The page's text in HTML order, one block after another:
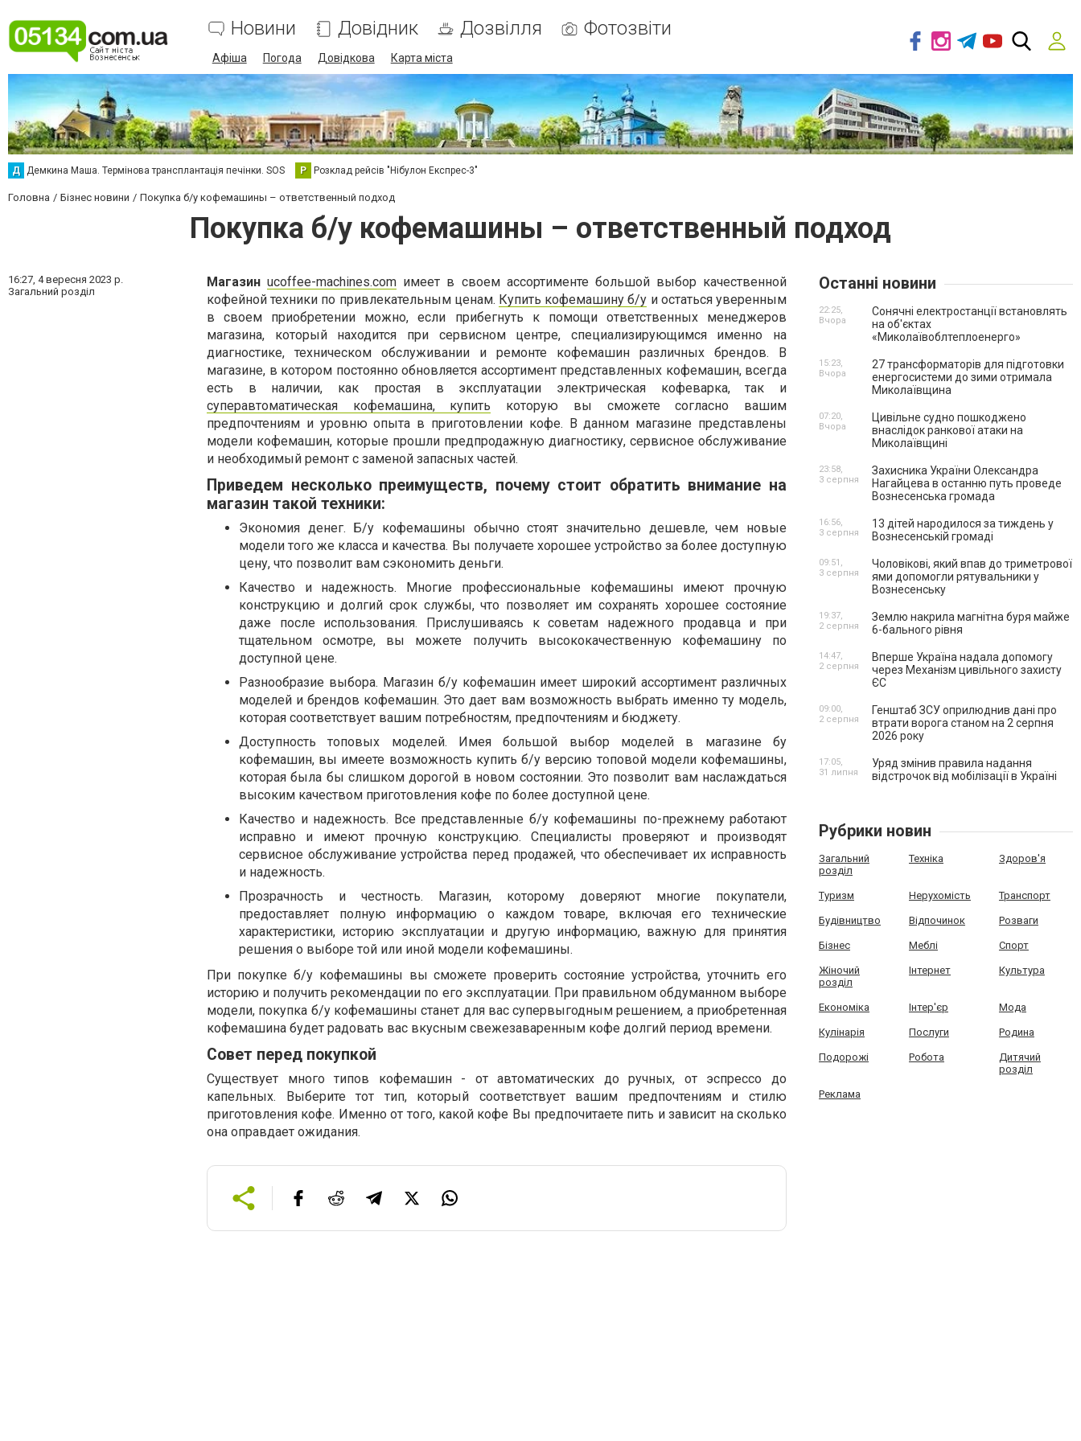
Новини Довідник Дозвілля Фотозвіти
Афіша Погода Довідкова Карта міста
Д Демкина Маша. Термінова трансплантація печінки. SOS Р Розклад рейсів "Нібулон Експрес-3"
Головна Бізнес новини Покупка б/у кофемашины – ответственный подход
Покупка б/у кофемашины – ответственный подход
16:27, 4 вересня 2023 р.
Загальний розділ
Магазин ucoffee-machines.com имеет в своем ассортименте большой выбор качественной
кофейной техники по привлекательным ценам. Купить кофемашину б/у и остаться уверенным
в своем приобретении можно, если прибегнуть к помощи ответственных менеджеров
магазина, который находится при сервисном центре, специализирующимся именно на
диагностике, техническом обслуживании и ремонте кофемашин различных брендов. В
магазине, в котором постоянно обновляется ассортимент представленных кофемашин, всегда
есть в наличии, как простая в эксплуатации электрическая кофеварка, так и
суперавтоматическая кофемашина, купить которую вы сможете согласно вашим
предпочтениям и уровню опыта в приготовлении кофе. В данном магазине представлены
модели кофемашин, которые прошли предпродажную диагностику, сервисное обслуживание
и необходимый ремонт с заменой запасных частей.
Приведем несколько преимуществ, почему стоит обратить внимание на
магазин такой техники:
Экономия денег. Б/у кофемашины обычно стоят значительно дешевле, чем новые
модели того же класса и качества. Вы получаете хорошее устройство за более доступную
цену, что позволит вам сэкономить деньги.
Качество и надежность. Многие профессиональные кофемашины имеют прочную
конструкцию и долгий срок службы, что позволяет им сохранять хорошее состояние
даже после использования. Прислушиваясь к советам надежного продавца и при
тщательном осмотре, вы можете получить высококачественную кофемашину по
доступной цене.
Разнообразие выбора. Магазин б/у кофемашин имеет широкий ассортимент различных
моделей и брендов кофемашин. Это дает вам возможность выбрать именно ту модель,
которая соответствует вашим потребностям, предпочтениям и бюджету.
Доступность топовых моделей. Имея большой выбор моделей в магазине бу
кофемашин, вы имеете возможность купить б/у версию топовой модели кофемашины,
которая была бы слишком дорогой в новом состоянии. Это позволит вам наслаждаться
высоким качеством приготовления кофе по более доступной цене.
Качество и надежность. Все представленные б/у кофемашины по-прежнему работают
исправно и имеют прочную конструкцию. Специалисты проверяют и производят
сервисное обслуживание устройства перед продажей, что обеспечивает их исправность
и надежность.
Прозрачность и честность. Магазин, которому доверяют многие покупатели,
предоставляет полную информацию о каждом товаре, включая его технические
характеристики, историю эксплуатации и другую информацию, важную для принятия
решения о выборе той или иной модели кофемашины.
При покупке б/у кофемашины вы сможете проверить состояние устройства, уточнить его
историю и получить рекомендации по его эксплуатации. При правильном обдуманном выборе
модели, покупка б/у кофемашины станет для вас супервыгодным решением, а приобретенная
кофемашина будет радовать вас вкусным свежезаваренным кофе долгий период времени.
Совет перед покупкой
Существует много типов кофемашин - от автоматических до ручных, от эспрессо до
капельных. Выберите тот тип, который соответствует вашим предпочтениям и стилю
приготовления кофе. Именно от того, какой кофе Вы предпочитаете пить и зависит на сколько
она оправдает ожидания.
Останні новини
Сонячні електростанції встановлять
на об'єктах
«Миколаївоблтеплоенерго»
22:25,
Вчора
27 трансформаторів для підготовки
енергосистеми до зими отримала
Миколаївщина
15:23,
Вчора
Цивільне судно пошкоджено
внаслідок ранкової атаки на
Миколаївщині
07:20,
Вчора
Захисника України Олександра
Нагайцева в останню путь проведе
Вознесенська громада
23:58,
3 серпня
13 дітей народилося за тиждень у
Вознесенській громаді
16:56,
3 серпня
Чоловікові, який впав до триметрової
ями допомогли рятувальники у
Вознесенську
09:51,
3 серпня
Землю накрила магнітна буря майже
6-бального рівня
19:37,
2 серпня
Вперше Україна надала допомогу
через Механізм цивільного захисту
ЄС
14:47,
2 серпня
Генштаб ЗСУ оприлюднив дані про
втрати ворога станом на 2 серпня
2026 року
09:00,
2 серпня
Уряд змінив правила надання
відстрочок від мобілізації в Україні
17:05,
31 липня
Рубрики новин
Загальний
розділ
Техніка Здоров'я
Туризм Нерухомість Транспорт
Будівництво Відпочинок Розваги
Бізнес Меблі Спорт
Жіночий
розділ
Інтернет Культура
Економіка Інтер'єр Мода
Кулінарія Послуги Родина
Подорожі Робота
Дитячий
розділ
Реклама